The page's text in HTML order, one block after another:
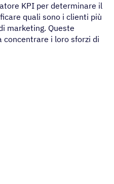
KPI per determinare il
quali sono i clienti più
marketing. Queste
concentrare i loro sforzi di